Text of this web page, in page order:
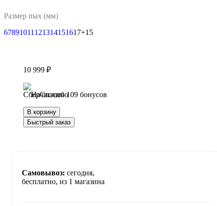
Размер max (мм)
67891011 121314151617+15
10 999 ₽
Начислим 109 бонусов
В корзину
Быстрый заказ
Самовывоз: сегодня,
бесплатно, из 1 магазина